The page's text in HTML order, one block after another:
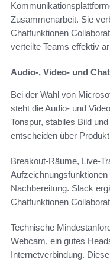
Zusammenarbeit. Sie
Chatfunktionen
verteilte Teams effektiv
Audio-, Video- und
Bei der Wahl von
steht die Audio- und
Tonspur, stabiles Bild
entscheiden über
Breakout-Räume, Live-
Nachbereitung. Slack
Chatfunktionen
Technische
Webcam, ein gutes
Internetverbindung.